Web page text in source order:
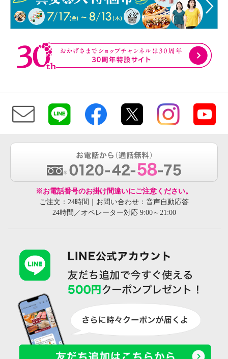
※お電話番号のお掛け間違いにご注意ください。
ご注文：24時間｜お問い合わせ：音声自動応答
24時間／オペレーター対応 9:00～21:00